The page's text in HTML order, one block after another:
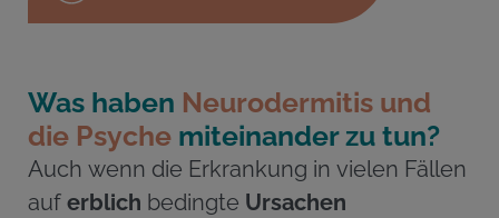
Was haben Neurodermitis und
die Psyche miteinander zu tun?
Auch wenn die Erkrankung in vielen Fällen
auf erblich bedingte Ursachen